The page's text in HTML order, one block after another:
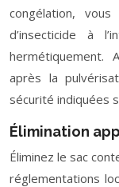
congélation,
d’insecticide à
hermétiquement.
après la
sécurité indiquées
Élimination
Éliminez le sac
réglementations